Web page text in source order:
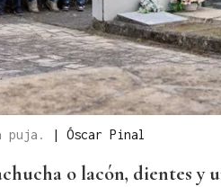
puja. | Óscar Pinal
o lacón, dientes y